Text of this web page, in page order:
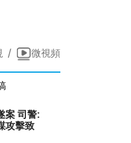
/ 微視頻
案 司警:
攻擊致